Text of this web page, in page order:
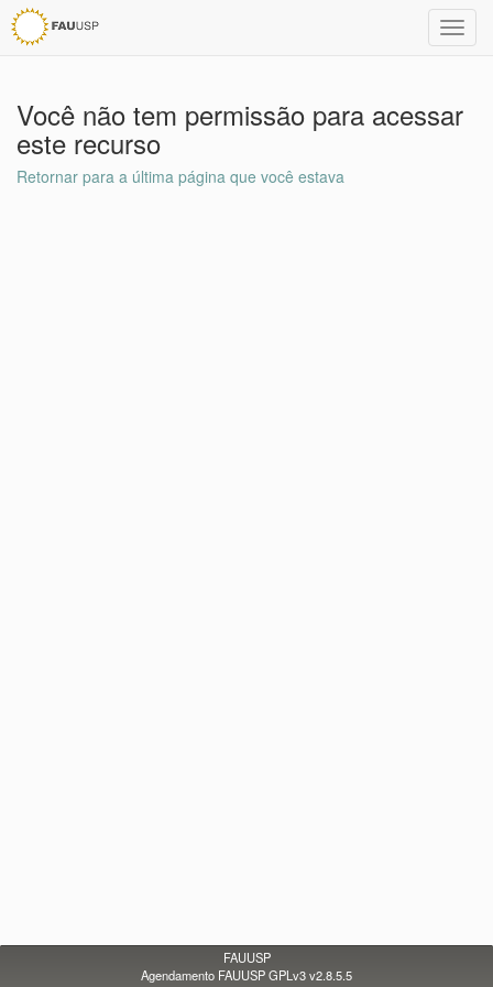
Você não tem permissão para acessar
este recurso
Retornar para a última página que você estava
FAUUSP
Agendamento FAUUSP GPLv3 v2.8.5.5